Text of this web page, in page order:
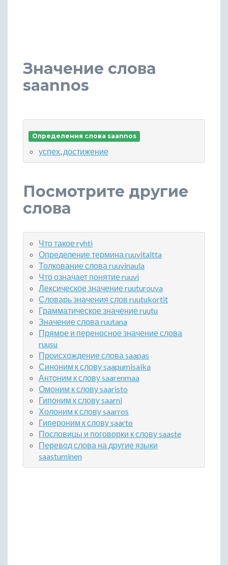
Значение слова
saannos
Определения слова saannos
успех, достижение
Посмотрите другие
слова
Что такое ryhti
Определение термина ruuvitaltta
Толкование слова ruuvinaula
Что означает понятие ruuvi
Лексическое значение ruuturouva
Словарь значения слов ruutukortit
Грамматическое значение ruutu
Значение слова ruutana
Прямое и переносное значение слова
ruusu
Происхождение слова saapas
Синоним к слову saapumisaika
Антоним к слову saarenmaa
Омоним к слову saaristo
Гипоним к слову saarni
Холоним к слову saarros
Гипероним к слову saarto
Пословицы и поговорки к слову saaste
Перевод слова на другие языки
saastuminen